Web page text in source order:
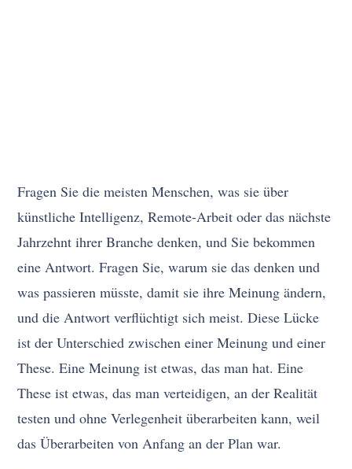
Fragen Sie die meisten Menschen, was sie über
künstliche Intelligenz, Remote-Arbeit oder das nächste
Jahrzehnt ihrer Branche denken, und Sie bekommen
eine Antwort. Fragen Sie, warum sie das denken und
was passieren müsste, damit sie ihre Meinung ändern,
und die Antwort verflüchtigt sich meist. Diese Lücke
ist der Unterschied zwischen einer Meinung und einer
These. Eine Meinung ist etwas, das man hat. Eine
These ist etwas, das man verteidigen, an der Realität
testen und ohne Verlegenheit überarbeiten kann, weil
das Überarbeiten von Anfang an der Plan war.